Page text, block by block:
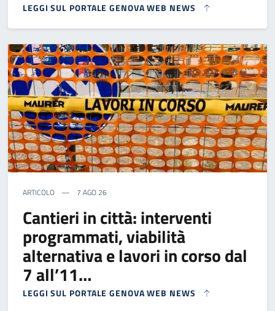
LEGGI SUL PORTALE GENOVA WEB NEWS
ARTICOLO 7 AGO 26
Cantieri in città: interventi
programmati, viabilità
alternativa e lavori in corso dal
7 all’11…
LEGGI SUL PORTALE GENOVA WEB NEWS